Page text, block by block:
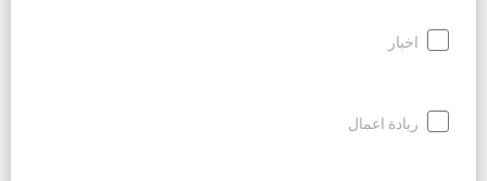
اخبار
ريادة اعمال